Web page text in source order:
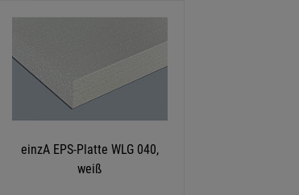
einzA EPS-Platte WLG 040,
weiß